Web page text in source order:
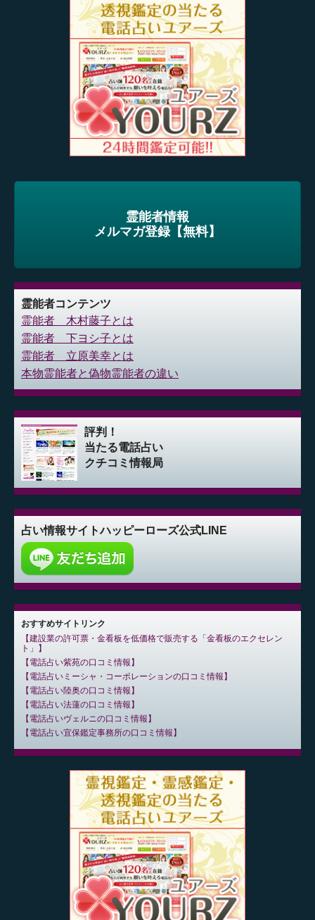
霊能者情報
メルマガ登録【無料】
霊能者コンテンツ
霊能者 木村藤子とは
霊能者 下ヨシ子とは
霊能者 立原美幸とは
本物霊能者と偽物霊能者の違い
評判！
当たる電話占い
クチコミ情報局
占い情報サイトハッピーローズ公式LINE
おすすめサイトリンク
建設業の許可票・金看板を低価格で販売する「金看板のエクセレン
ト」
電話占い紫苑の口コミ情報
電話占いミーシャ・コーポレーションの口コミ情報
電話占い陸奥の口コミ情報
電話占い法蓮の口コミ情報
電話占いヴェルニの口コミ情報
電話占い宜保鑑定事務所の口コミ情報